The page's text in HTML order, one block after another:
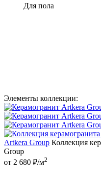
Для пола
Элементы коллекции:
Artkera Group Коллекция
Group
от 2 680 ₽/м2